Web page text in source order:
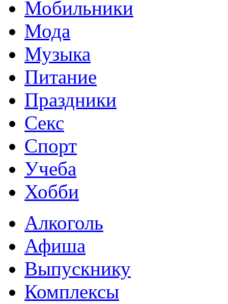
Мобильники
Мода
Музыка
Питание
Праздники
Секс
Спорт
Учеба
Хобби
Алкоголь
Афиша
Выпускнику
Комплексы